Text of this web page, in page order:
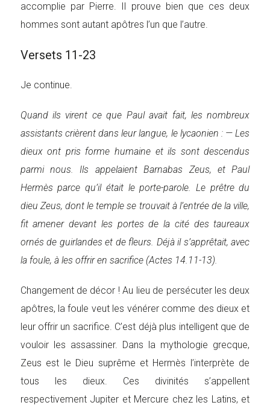
accomplie par Pierre. Il prouve bien que ces deux
hommes sont autant apôtres l’un que l’autre.
Versets 11-23
Je continue.
Quand ils virent ce que Paul avait fait, les nombreux
assistants crièrent dans leur langue, le lycaonien : — Les
dieux ont pris forme humaine et ils sont descendus
parmi nous. Ils appelaient Barnabas Zeus, et Paul
Hermès parce qu’il était le porte-parole. Le prêtre du
dieu Zeus, dont le temple se trouvait à l’entrée de la ville,
fit amener devant les portes de la cité des taureaux
ornés de guirlandes et de fleurs. Déjà il s’apprêtait, avec
la foule, à les offrir en sacrifice (Actes 14.11-13).
Changement de décor ! Au lieu de persécuter les deux
apôtres, la foule veut les vénérer comme des dieux et
leur offrir un sacrifice. C’est déjà plus intelligent que de
vouloir les assassiner. Dans la mythologie grecque,
Zeus est le Dieu suprême et Hermès l’interprète de
tous les dieux. Ces divinités s’appellent
respectivement Jupiter et Mercure chez les Latins, et